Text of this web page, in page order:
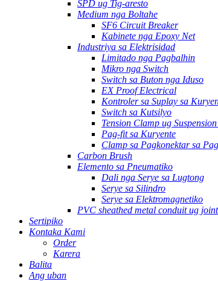
SPD ug Tig-aresto
Medium nga Boltahe
SF6 Circuit Breaker
Kabinete nga Epoxy Net
Industriya sa Elektrisidad
Limitado nga Pagbalhin
Mikro nga Switch
Switch sa Buton nga Iduso
EX Proof Electrical
Kontroler sa Suplay sa
Switch sa Kutsilyo
Tension Clamp ug
Pag-fit sa Kuryente
Clamp sa Pagkonektar sa
Carbon Brush
Elemento sa Pneumatiko
Dali nga Serye sa Lugtong
Serye sa Silindro
Serye sa Elektromagnetiko
PVC sheathed metal conduit ug joint
Sertipiko
Kontaka Kami
Order
Karera
Balita
Ang uban